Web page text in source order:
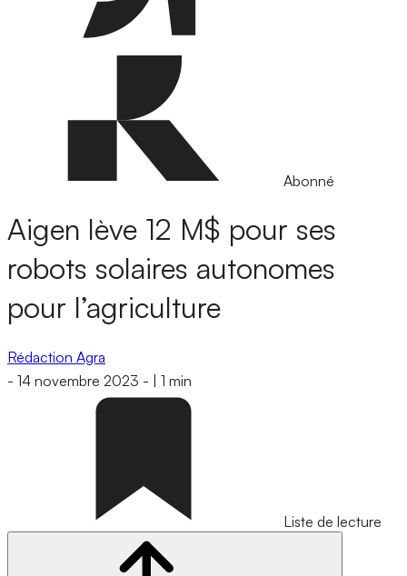
Abonné
Aigen lève 12 M$ pour ses
robots solaires autonomes
pour l’agriculture
Rédaction Agra
- 14 novembre 2023 - 1 min
Liste de lecture